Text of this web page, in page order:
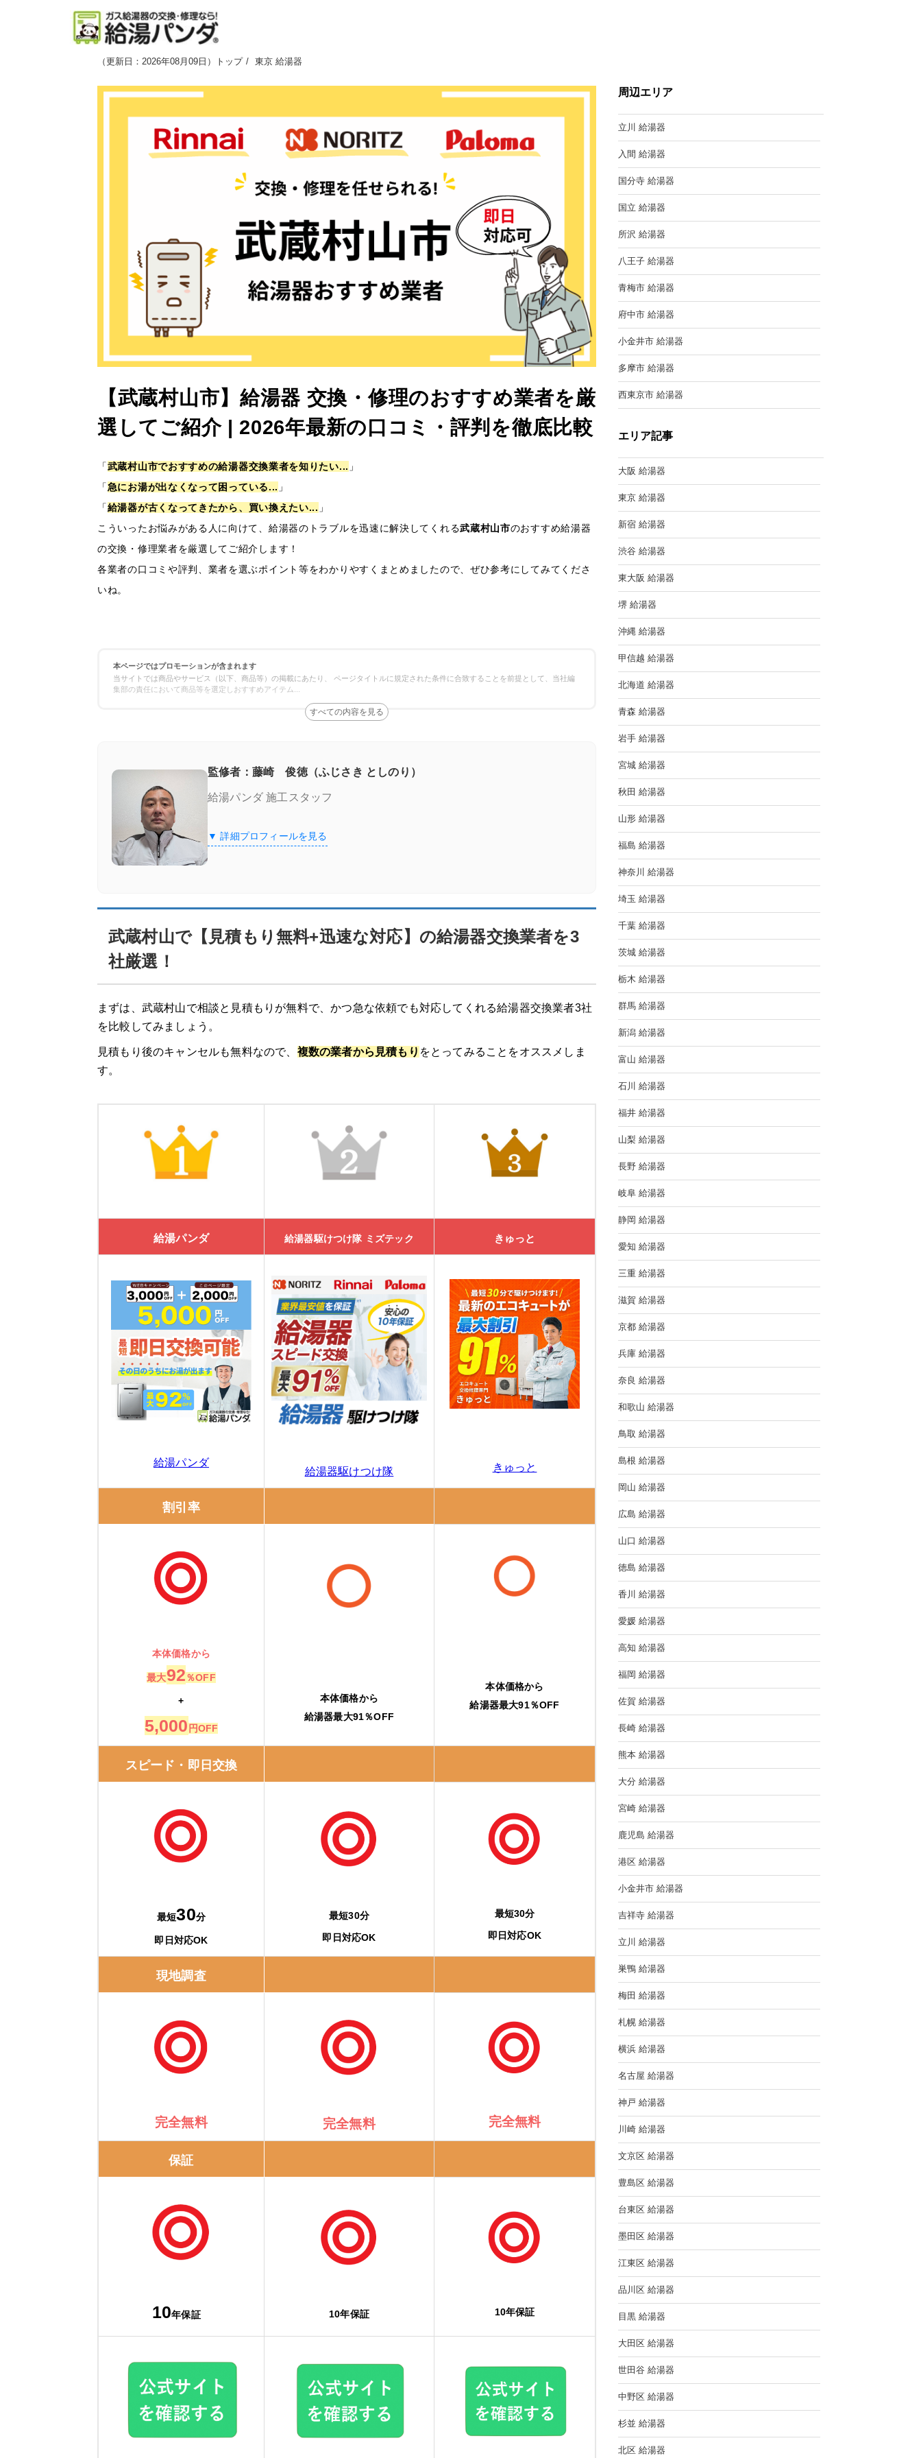
（更新日：2026年08月09日 ） トップ 東京 給湯器
【武蔵村山市】給湯器 交換・修理のおすすめ業者を厳
選してご紹介 | 2026年最新の口コミ・評判を徹底比較
「武蔵村山市でおすすめの給湯器交換業者を知りたい... 」
「急にお湯が出なくなって困っている... 」
「給湯器が古くなってきたから、買い換えたい... 」
こういったお悩みがある人に向けて、給湯器のトラブルを迅速に解決してくれる武蔵村山市のおすすめ給湯器
の交換・修理業者を厳選してご紹介します！
各業者の口コミや評判、業者を選ぶポイント等をわかりやすくまとめましたので、ぜひ参考にしてみてくださ
いね。
本ページではプロモーションが含まれます
当サイトでは商品やサービス（以下、商品等）の掲載にあたり、 ページタイトルに規定された条件に合致することを前提として、当社編
集部の責任において商品等を選定しおすすめアイテム
監修者：藤崎 俊徳（ふじさき としのり）
給湯パンダ 施工スタッフ
▼ 詳細プロフィールを見る
武蔵村山で【見積もり無料+迅速な対応】の給湯器交換業者を3
社厳選！
まずは、武蔵村山で相談と見積もりが無料で、かつ急な依頼でも対応してくれる給湯器交換業者3社
を比較してみましょう。
見積もり後のキャンセルも無料なので、 複数の業者から見積もり をとってみることをオススメしま
す。
給湯パンダ 給湯器駆けつけ隊 ミズテック きゅっと
給湯パンダ
給湯器駆けつけ隊 きゅっと
割引率
本体価格から
最大92％OFF
+
5,000 円OFF
本体価格から
給湯器最大91％OFF
本体価格から
給湯器最大91％OFF
スピード・即日交換
最短30分
即日対応OK
最短30分
即日対応OK
最短30分
即日対応OK
現地調査
完全無料 完全無料 完全無料
保証
10年保証 10年保証 10年保証
周辺エリア
立川 給湯器
入間 給湯器
国分寺 給湯器
国立 給湯器
所沢 給湯器
八王子 給湯器
青梅市 給湯器
府中市 給湯器
小金井市 給湯器
多摩市 給湯器
西東京市 給湯器
エリア記事
大阪 給湯器
東京 給湯器
新宿 給湯器
渋谷 給湯器
東大阪 給湯器
堺 給湯器
沖縄 給湯器
甲信越 給湯器
北海道 給湯器
青森 給湯器
岩手 給湯器
宮城 給湯器
秋田 給湯器
山形 給湯器
福島 給湯器
神奈川 給湯器
埼玉 給湯器
千葉 給湯器
茨城 給湯器
栃木 給湯器
群馬 給湯器
新潟 給湯器
富山 給湯器
石川 給湯器
福井 給湯器
山梨 給湯器
長野 給湯器
岐阜 給湯器
静岡 給湯器
愛知 給湯器
三重 給湯器
滋賀 給湯器
京都 給湯器
兵庫 給湯器
奈良 給湯器
和歌山 給湯器
鳥取 給湯器
島根 給湯器
岡山 給湯器
広島 給湯器
山口 給湯器
徳島 給湯器
香川 給湯器
愛媛 給湯器
高知 給湯器
福岡 給湯器
佐賀 給湯器
長崎 給湯器
熊本 給湯器
大分 給湯器
宮崎 給湯器
鹿児島 給湯器
港区 給湯器
小金井市 給湯器
吉祥寺 給湯器
立川 給湯器
巣鴨 給湯器
梅田 給湯器
札幌 給湯器
横浜 給湯器
名古屋 給湯器
神戸 給湯器
川崎 給湯器
文京区 給湯器
豊島区 給湯器
台東区 給湯器
墨田区 給湯器
江東区 給湯器
品川区 給湯器
目黒 給湯器
大田区 給湯器
世田谷 給湯器
中野区 給湯器
杉並 給湯器
北区 給湯器